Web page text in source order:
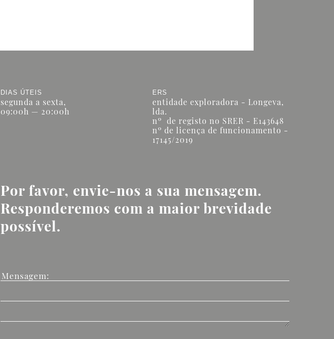
DIAS ÚTEIS
segunda a sexta,
09:00h — 20:00h
ERS
entidade exploradora - Longeva,
lda.
nº de registo no SRER - E143648
nº de licença de funcionamento -
17145/2019
Por favor, envie-nos a sua mensagem.
Responderemos com a maior brevidade
possível.